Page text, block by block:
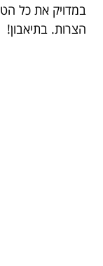
במדויק את כל
הצרות. בתיאבון!